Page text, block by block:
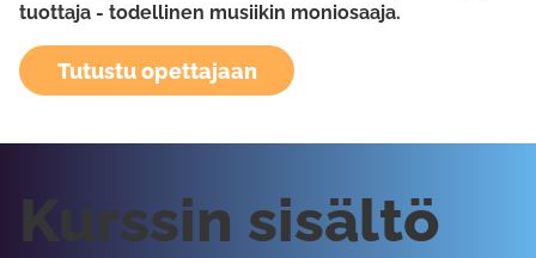
tuottaja - todellinen musiikin moniosaaja.
Tutustu opettajaan
Kurssin sisältö